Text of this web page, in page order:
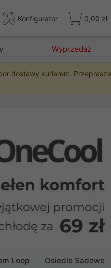
Konfigurator 0,00 zł
Wyprzedaż
dostawy kurierem.
Loop Osiedle Sadowe